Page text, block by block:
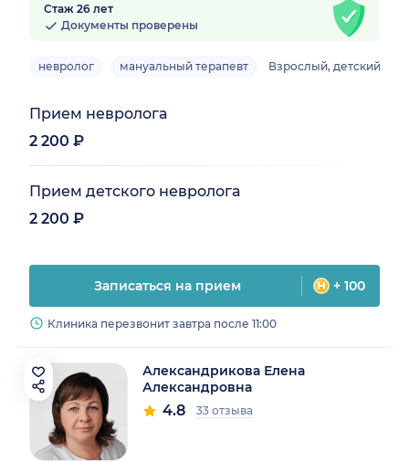
Стаж 26 лет
Документы проверены
невролог мануальный терапевт Взрослый, детский
Прием невролога
2 200 ₽
Прием детского невролога
2 200 ₽
Записаться на прием + 100
Клиника перезвонит завтра после 11:00
Александрикова Елена
Александровна
4.8 33 отзыва